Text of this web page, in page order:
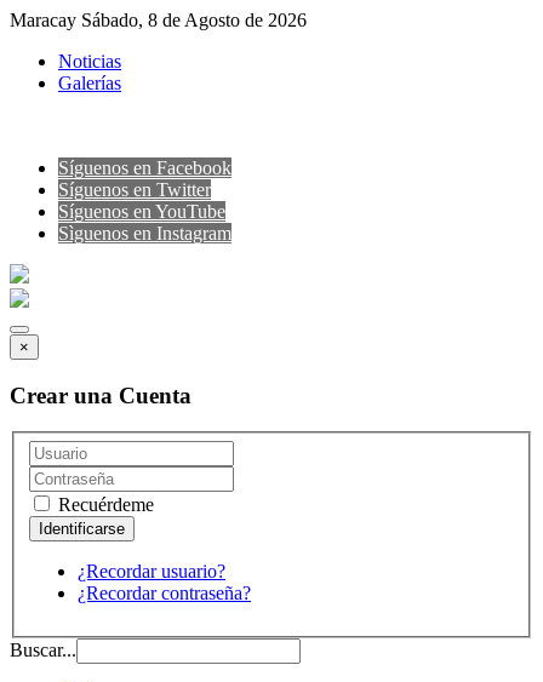
Maracay Sábado, 8 de Agosto de 2026
Noticias
Galerías
Síguenos en Facebook
Síguenos en Twitter
Síguenos en YouTube
Sìguenos en Instagram
×
Crear una Cuenta
Recuérdeme
¿Recordar usuario?
¿Recordar contraseña?
Buscar...